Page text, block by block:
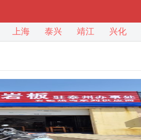
上海 泰兴 靖江 兴化